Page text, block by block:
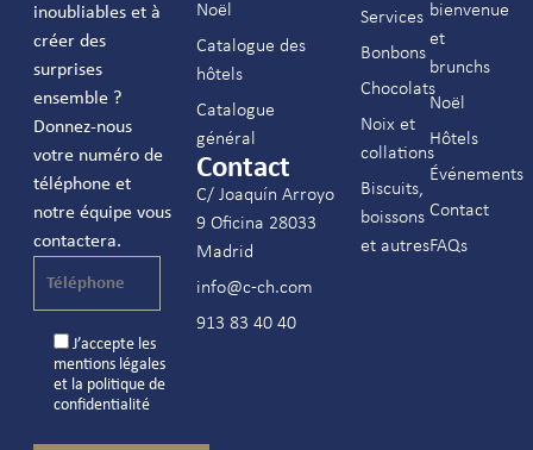
inoubliables et à
créer des
surprises
ensemble ?
Donnez-nous
votre numéro de
téléphone et
notre équipe vous
contactera.
J’accepte les
mentions légales
et la politique de
confidentialité
Noël
Catalogue des
hôtels
Catalogue
général
Contact
C/ Joaquín Arroyo
9 Oficina 28033
Madrid
info@c-ch.com
913 83 40 40
Services
Bonbons
Chocolats
Noix et
collations
Biscuits,
boissons
et autres
bienvenue
et
brunchs
Noël
Hôtels
Événements
Contact
FAQs